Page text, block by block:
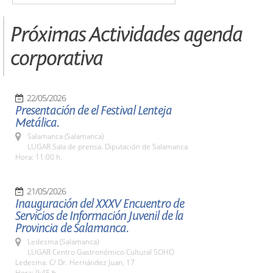
Próximas Actividades agenda
corporativa
22/05/2026
Presentación de el Festival Lenteja
Metálica.
Salamanca (Salamanca)
LUGAR Sala de prensa. Diputación de Salamanca
Hora: 11:00 h.
21/05/2026
Inauguración del XXXV Encuentro de
Servicios de Información Juvenil de la
Provincia de Salamanca.
Ledesma (Salamanca)
LUGAR Centro Gastronómico Cultural SOHO
Ledesma. C/ Dr. Hernández Juan, 17